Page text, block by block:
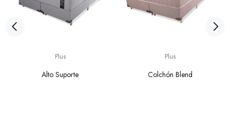
Plus
Alto Suporte
Plus
Colchón Blend